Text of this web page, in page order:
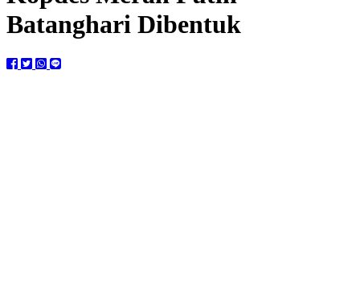
Batanghari Dibentuk